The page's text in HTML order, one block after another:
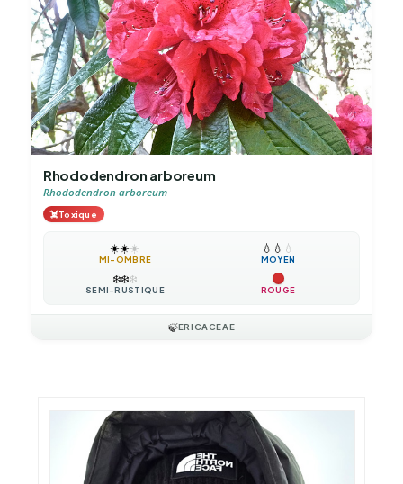
Rhododendron arboreum
Rhododendron arboreum
☠️Toxique
☀️☀️☀️
MI-OMBRE
💧 💧 💧
MOYEN
❄️❄️❄️
SEMI-RUSTIQUE ROUGE
🍃ERICACEAE